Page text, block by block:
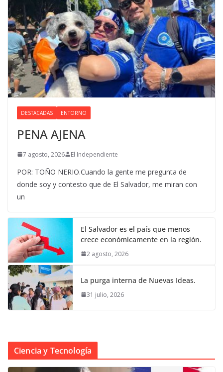
DESTACADAS ENTORNO
PENA AJENA
7 agosto, 2026 El Independiente
POR: TOÑO NERIO.Cuando la gente me pregunta de
donde soy y contesto que de El Salvador, me miran con
un
El Salvador es el país que menos
crece económicamente en la región.
2 agosto, 2026
La purga interna de Nuevas Ideas.
31 julio, 2026
Ciencia y Tecnología